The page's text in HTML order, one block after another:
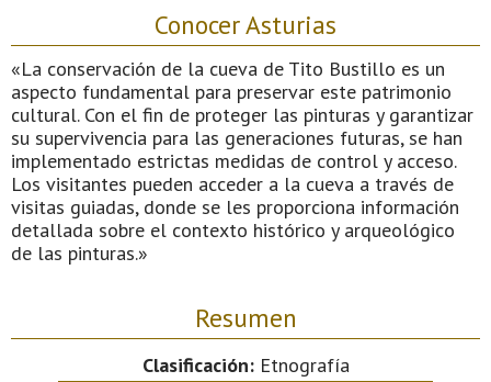
Conocer Asturias
«La conservación de la cueva de Tito Bustillo es un
aspecto fundamental para preservar este patrimonio
cultural. Con el fin de proteger las pinturas y garantizar
su supervivencia para las generaciones futuras, se han
implementado estrictas medidas de control y acceso.
Los visitantes pueden acceder a la cueva a través de
visitas guiadas, donde se les proporciona información
detallada sobre el contexto histórico y arqueológico
de las pinturas.»
Resumen
Clasificación:Etnografía